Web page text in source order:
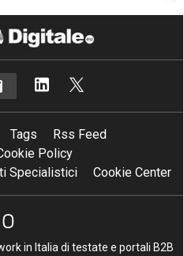
Tags
Rss Feed
Policy
Specialistici
Cookie Center
in Italia di testate e portali B2B